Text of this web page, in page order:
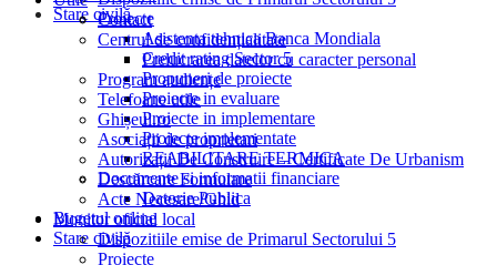
Stare civilă
Proiecte
Asistenta tehnica Banca Mondiala
Credit rating Sector 5
Propuneri de proiecte
Proiecte in evaluare
Proiecte in implementare
Proiecte implementate
REABILITARE TERMICA
Documente si informatii financiare
Datorie Publica
Bugetul online
Stare civilă
Contact
Centrul de confidențialitate
Prelucrarea datelor cu caracter personal
Program audiențe
Telefoane utile
Ghișeul.ro
Asociații de proprietari
Autorizații De Construire – Certificate De Urbanism
Descărcare Formulare
Acte Necesare/Ghid
Monitor oficial local
Dispozitiile emise de Primarul Sectorului 5
Proiecte